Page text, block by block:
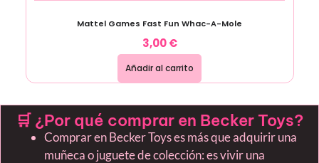
Mattel Games Fast Fun Whac-A-Mole
3,00€
Añadir al carrito
🛒 ¿Por qué comprar en Becker Toys?
Comprar en Becker Toys es más que adquirir una
muñeca o juguete de colección: es vivir una